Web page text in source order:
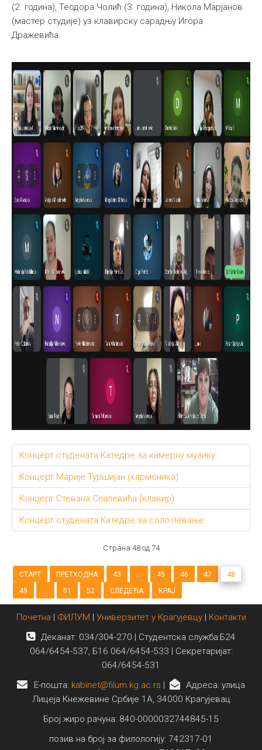
(2. година), Теодора Чолић (3. година), Никола Марјанов
(мастер студије) уз клавирску сарадњу Игора
Дражевића.
Концерт студената Катедре за камерну музику
Концерт Марије Туршијан (хармоника)
Концерт Стевана Спалевића (клавир)
Концерт студената Катедре за соло певање
Страна 48 од 74
СТАРТ ПРЕТХОДНА 43 45 46 47
48
49
51 52 СЛЕДЕЋА КРАЈ
Почетна | ФИЛУМ | Универзитет у Крагујевцу| Контакти
Деканат: 034/304-270 | Студентска служба:Б24
064/6454-537, Б16 064/6454-533 | Секретаријат:
064/6454-531
E-пошта: kabinet@filum.kg.ac.rs |
Адреса: улица
Лицеја Кнежевине Србије 1А, 34000 Крагујевац
Број жиро рачуна: 840-0000032744845-15
позив на број за филологију: 742317-01